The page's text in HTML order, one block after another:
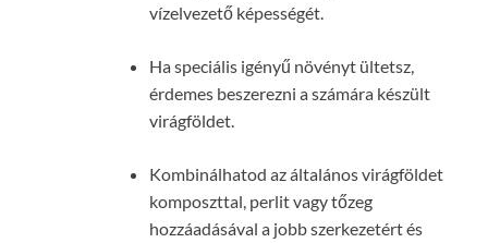
vízelvezető képességét.
Ha speciális igényű növényt ültetsz,
érdemes beszerezni a számára készült
virágföldet.
Kombinálhatod az általános virágföldet
komposzttal, perlit vagy tőzeg
hozzáadásával a jobb szerkezetért és